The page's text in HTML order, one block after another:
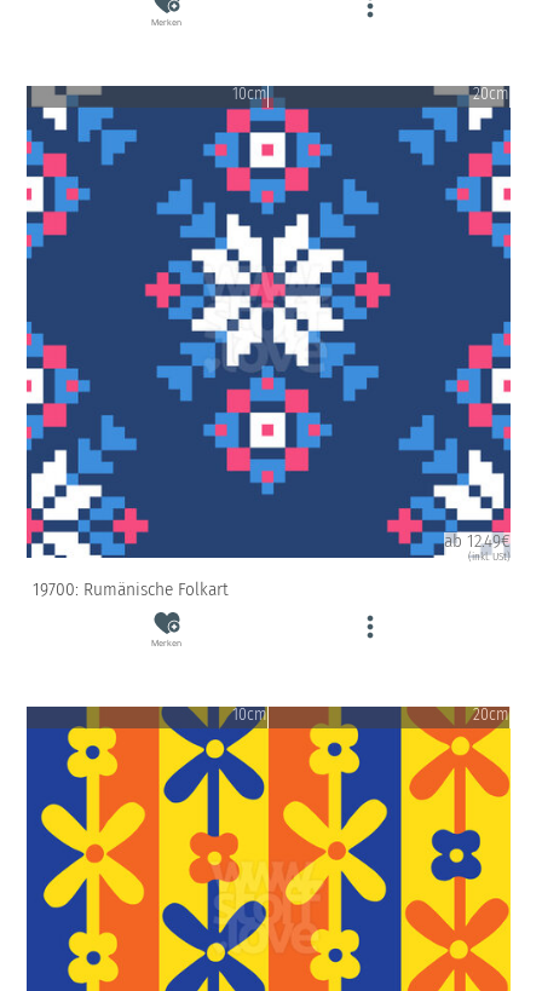
Merken
10cm 20cm
ab 12.49€
(inkl. USt)
19700: Rumänische Folkart
Merken
10cm 20cm